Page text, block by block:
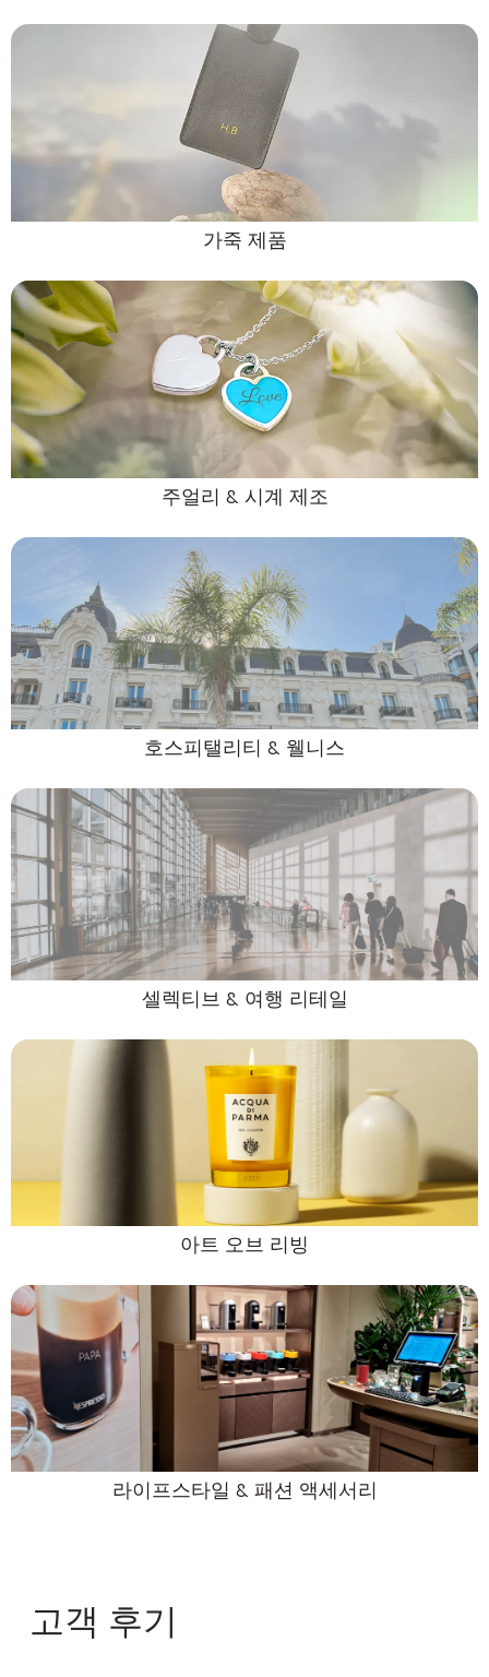
가죽 제품
주얼리 & 시계 제조
호스피탤리티 & 웰니스
셀렉티브 & 여행 리테일
아트 오브 리빙
라이프스타일 & 패션 액세서리
고객 후기